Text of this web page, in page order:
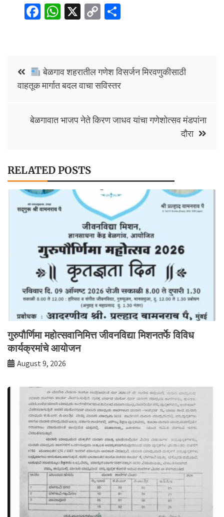
Fa
o
k
W
p
p
X
C
Li
n
Post
navigation
बेळगाव शहरातील गणेश विसर्जन मिरवणुकीसाठी
वाहतूक मार्गात बदल वाचा सविस्तर
बेळगावात भाजप नेते किरण जाधव यांचा गणेशोत्सव मंडपांना
दौरा
RELATED POSTS
गुरुपौर्णिमा महोत्सवानिमित्त जीवनविद्या मिशनतर्फे विविध
कार्यक्रमांचे आयोजन
August 9, 2026